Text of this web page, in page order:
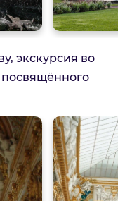
экскурсия во